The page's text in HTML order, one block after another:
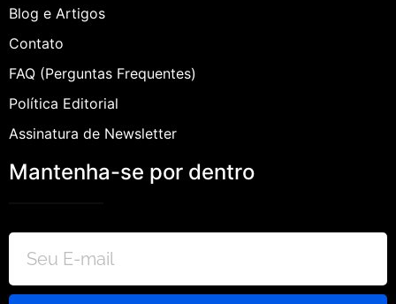
Blog e Artigos
Contato
FAQ (Perguntas Frequentes)
Política Editorial
Assinatura de Newsletter
Mantenha-se por dentro